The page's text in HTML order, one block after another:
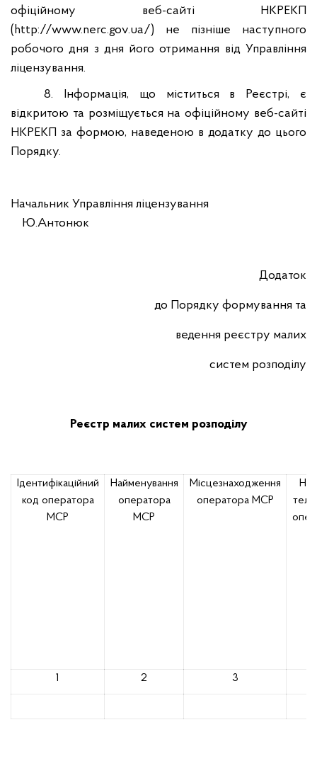
офіційному веб-сайті НКРЕКП
(http://www.nerc.gov.ua/) не пізніше наступного
робочого дня з дня його отримання від Управління
ліцензування.
8. Інформація, що міститься в Реєстрі, є
відкритою та розміщується на офіційному веб-сайті
НКРЕКП за формою, наведеною в додатку до цього
Порядку.
Начальник Управління ліцензування
Ю.Антонюк
Додаток
до Порядку формування та
ведення реєстру малих
систем розподілу
Реєстр малих систем розподілу
Ідентифікаційний
код оператора
МСР
Найменування
оператора
МСР
Місцезнаходження
оператора МСР
1 2 3